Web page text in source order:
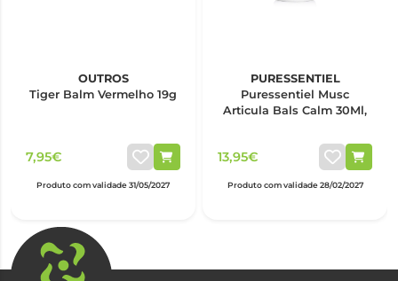
OUTROS
Tiger Balm Vermelho 19g
7,95€
Produto com validade 31/05/2027
PURESSENTIEL
Puressentiel Musc
Articula Bals Calm 30Ml,
13,95€
Produto com validade 28/02/2027